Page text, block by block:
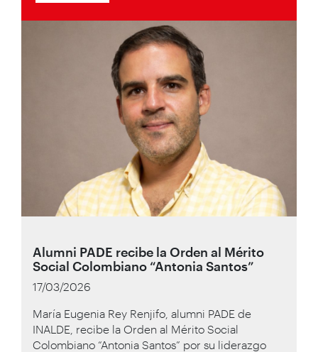
Alumni PADE recibe la Orden al Mérito
Social Colombiano “Antonia Santos”
17/03/2026
María Eugenia Rey Renjifo, alumni PADE de
INALDE, recibe la Orden al Mérito Social
Colombiano “Antonia Santos” por su liderazgo